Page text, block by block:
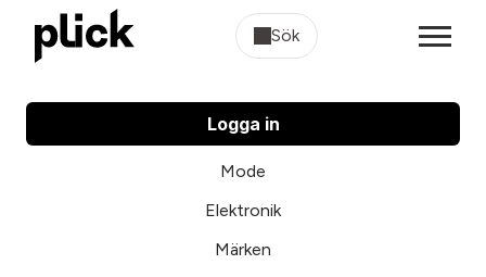
Sök
Logga in
Mode
Elektronik
Märken